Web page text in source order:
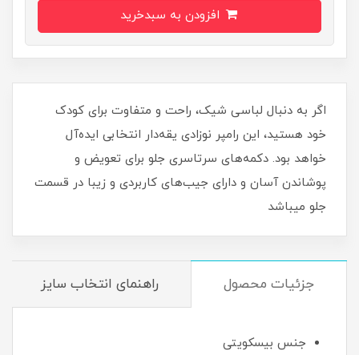
اگر به دنبال لباسی شیک، راحت و متفاوت برای کودک
خود هستید، این رامپر نوزادی یقه‌دار انتخابی ایده‌آل
خواهد بود. دکمه‌های سرتاسری جلو برای تعویض و
پوشاندن آسان و دارای جیب‌های کاربردی و زیبا در قسمت
جلو میباشد
جزئیات محصول راهنمای انتخاب سایز
جنس بیسکویتی